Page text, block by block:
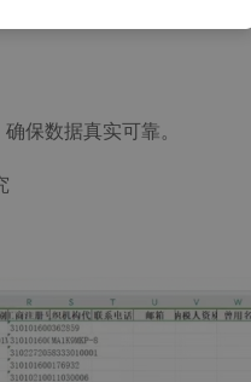
保数据真实可靠。